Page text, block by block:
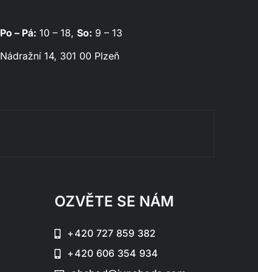
Po – Pá: 10 – 18,So: 9 – 13
Nádražní 14, 301 00 Plzeň
OZVĚTE SE NÁM
+420 727 859 382
+420 606 354 934